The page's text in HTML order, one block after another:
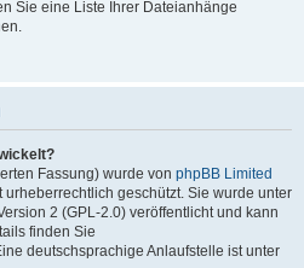
Sie eine Liste Ihrer Dateianhänge
Fassung) wurde von phpBB Limited
geschützt. Sie wurde unter
2 (GPL-2.0) veröffentlicht und kann
finden Sie
deutschsprachige Anlaufstelle ist unter